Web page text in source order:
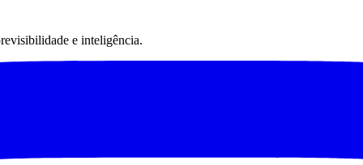
e inteligência.